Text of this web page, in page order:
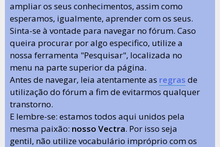
ampliar os seus conhecimentos, assim como
esperamos, igualmente, aprender com os seus.
Sinta-se à vontade para navegar no fórum. Caso
queira procurar por algo especifico, utilize a
nossa ferramenta "Pesquisar", localizada no
menu na parte superior da página.
Antes de navegar, leia atentamente as regras de
utilização do fórum a fim de evitarmos qualquer
transtorno.
E lembre-se: estamos todos aqui unidos pela
mesma paixão: nosso Vectra. Por isso seja
gentil, não utilize vocabulário impróprio com os